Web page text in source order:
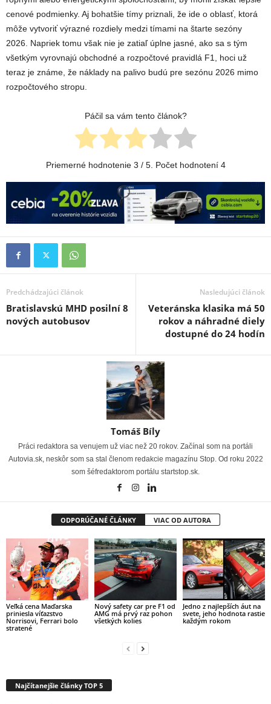
cenové podmienky. Aj bohatšie tímy priznali, že ide o oblasť, ktorá
môže vytvoriť výrazné rozdiely medzi tímami na štarte sezóny
2026. Napriek tomu však nie je zatiaľ úplne jasné, ako sa s tým
všetkým vyrovnajú obchodné a rozpočtové pravidlá F1, hoci už
teraz je známe, že náklady na palivo budú pre sezónu 2026 mimo
rozpočtového stropu.
Páčil sa vám tento článok?
Priemerné hodnotenie 3 / 5. Počet hodnotení 4
Predchádzajúci článok
Bratislavskú MHD posilní 8
nových autobusov
Nasledujúci článok
Veteránska klasika má 50
rokov a náhradné diely
dostupné do 24 hodín
Tomáš Bíly
Práci redaktora sa venujem už viac než 20 rokov. Začínal som na portáli
Autovia.sk, neskôr som sa stal členom redakcie magazínu Stop. Od roku 2022
som šéfredaktorom portálu startstop.sk.
ODPORÚČANÉ ČLÁNKY VIAC OD AUTORA
Veľká cena Maďarska
priniesla víťazstvo
Norrisovi, Ferrari bolo
stratené
Nový safety car pre F1 od
AMG má prvý raz pohon
všetkých kolies
Jedno z najlepších áut na
svete, jeho hodnota rastie
každým rokom
Najčítanejšie články TOP 5